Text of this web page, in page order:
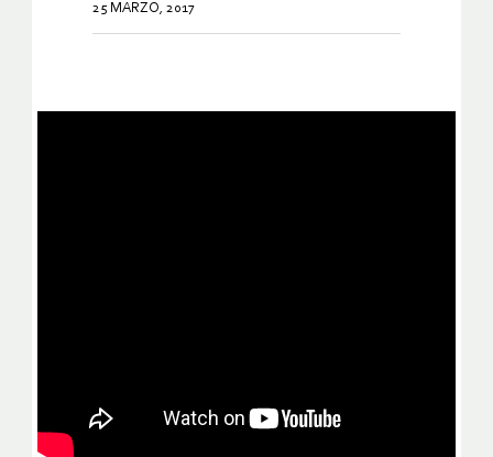
25 MARZO, 2017